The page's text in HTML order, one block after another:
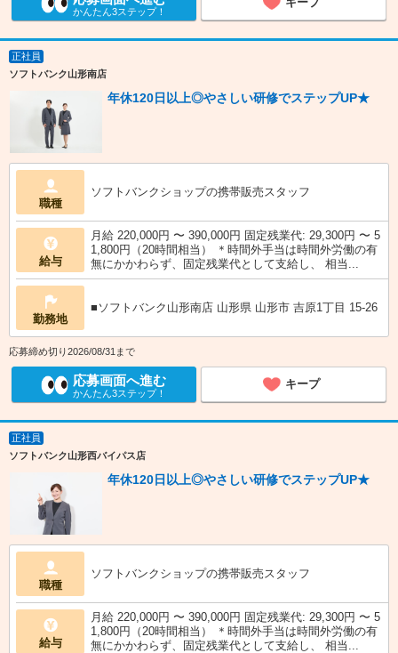
かんたん3ステップ！
正社員
ソフトバンク山形南店
年休120日以上◎やさしい研修でステップUP★
職種
ソフトバンクショップの携帯販売スタッフ
給与
月給 220,000円 〜 390,000円 固定残業代: 29,300円 〜 5
1,800円（20時間相当） ＊時間外手当は時間外労働の有
無にかかわらず、固定残業代として支給し、 相当...
勤務地
■ソフトバンク山形南店 山形県 山形市 吉原1丁目 15‐26
応募締め切り2026/08/31まで
応募画面へ進む
かんたん3ステップ！
キープ
正社員
ソフトバンク山形西バイパス店
年休120日以上◎やさしい研修でステップUP★
職種
ソフトバンクショップの携帯販売スタッフ
給与
月給 220,000円 〜 390,000円 固定残業代: 29,300円 〜 5
1,800円（20時間相当） ＊時間外手当は時間外労働の有
無にかかわらず、固定残業代として支給し、 相当...